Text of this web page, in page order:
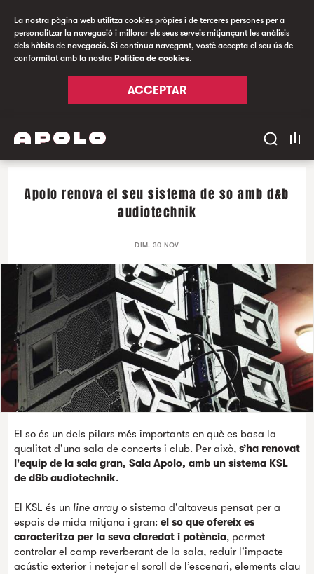
La nostra pàgina web utilitza cookies pròpies i de terceres persones per a
personalitzar la navegació i millorar els seus serveis mitjançant les anàlisis
dels hàbits de navegació. Si continua navegant, vostè accepta el seu ús de
conformitat amb la nostra Política de cookies.
ACCEPTAR
Apolo renova el seu sistema de so amb d&b
audiotechnik
DIM. 30 NOV
El so és un dels pilars més importants en què es basa la
qualitat d'una sala de concerts i club. Per això, s’ha renovat
l'equip de la sala gran, Sala Apolo, amb un sistema KSL
de d&b audiotechnik.
El KSL és un line array o sistema d'altaveus pensat per a
espais de mida mitjana i gran: el so que ofereix es
caracteritza per la seva claredat i potència, permet
controlar el camp reverberant de la sala, reduir l'impacte
acústic exterior i netejar el soroll de l’escenari, elements clau